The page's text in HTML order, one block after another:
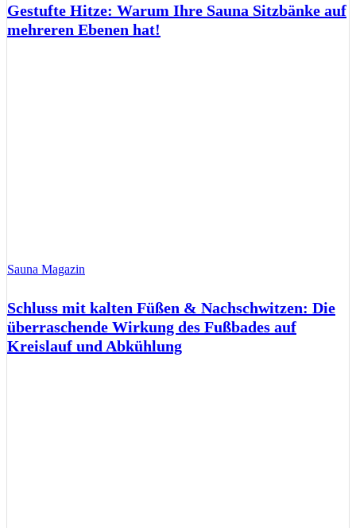
Gestufte Hitze: Warum Ihre Sauna Sitzbänke auf
mehreren Ebenen hat!
Sauna Magazin
Schluss mit kalten Füßen & Nachschwitzen: Die
überraschende Wirkung des Fußbades auf
Kreislauf und Abkühlung